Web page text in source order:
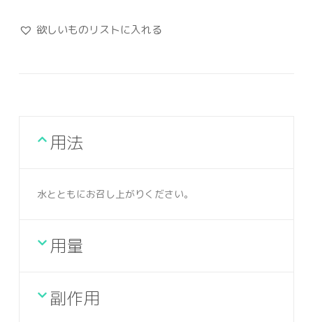
欲しいものリストに入れる
用法
水とともにお召し上がりください。
用量
副作用